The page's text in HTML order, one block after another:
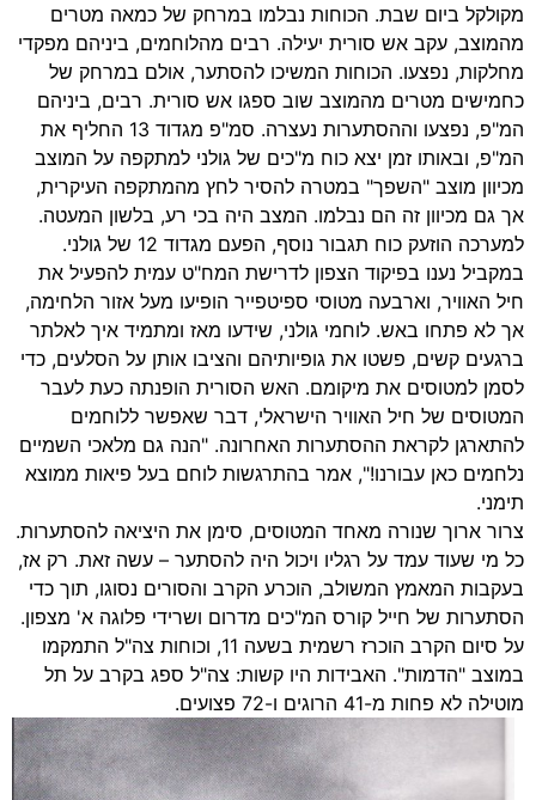
מקולקל ביום שבת. הכוחות נבלמו במרחק של כמאה מטרים
מהמוצב, עקב אש סורית יעילה. רבים מהלוחמים, ביניהם מפקדי
מחלקות, נפצעו. הכוחות המשיכו להסתער, אולם במרחק של
כחמישים מטרים מהמוצב שוב ספגו אש סורית. רבים, ביניהם
המ"פ, נפצעו וההסתערות נעצרה. סמ"פ מגדוד 13 החליף את
המ"פ, ובאותו זמן יצא כוח מ"כים של גולני למתקפה על המוצב
מכיוון מוצב "השפך" במטרה להסיר לחץ מהמתקפה העיקרית,
אך גם מכיוון זה הם נבלמו. המצב היה בכי רע, בלשון המעטה.
למערכה הוזעק כוח תגבור נוסף, הפעם מגדוד 12 של גולני.
במקביל נענו בפיקוד הצפון לדרישת המח"ט עמית להפעיל את
חיל האוויר, וארבעה מטוסי ספיטפייר הופיעו מעל אזור הלחימה,
אך לא פתחו באש. לוחמי גולני, שידעו מאז ומתמיד איך לאלתר
ברגעים קשים, פשטו את גופיותיהם והציבו אותן על הסלעים, כדי
לסמן למטוסים את מיקומם. האש הסורית הופנתה כעת לעבר
המטוסים של חיל האוויר הישראלי, דבר שאפשר ללוחמים
להתארגן לקראת ההסתערות האחרונה. "הנה גם מלאכי השמיים
נלחמים כאן עבורנו!", אמר בהתרגשות לוחם בעל פיאות ממוצא
תימני.
צרור ארוך שנורה מאחד המטוסים, סימן את היציאה להסתערות.
כל מי שעוד עמד על רגליו ויכול היה להסתער – עשה זאת. רק אז,
בעקבות המאמץ המשולב, הוכרע הקרב והסורים נסוגו, תוך כדי
הסתערות של חייל קורס המ"כים מדרום ושרידי פלוגה א' מצפון.
על סיום הקרב הוכרז רשמית בשעה 11, וכוחות צה"ל התמקמו
במוצב "הדמות". האבידות היו קשות: צה"ל ספג בקרב על תל
מוטילה לא פחות מ-41 הרוגים ו-72 פצועים.